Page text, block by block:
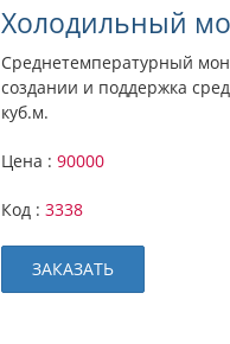
Холодильный
Среднетемпературный
создании и поддержка
куб.м.
Цена : 90000
Код : 3338
ЗАКАЗАТЬ